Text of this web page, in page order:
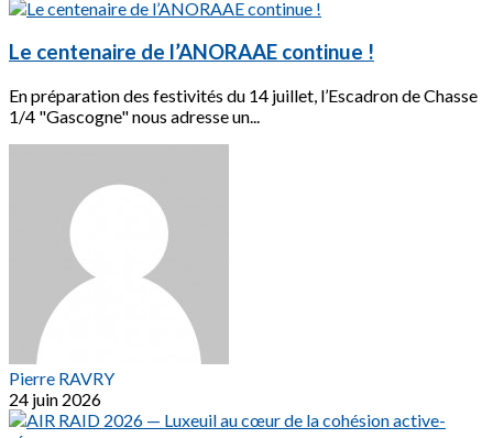
Le centenaire de l’ANORAAE continue !
En préparation des festivités du 14 juillet, l’Escadron de Chasse
1/4 "Gascogne" nous adresse un...
Pierre RAVRY
24 juin 2026